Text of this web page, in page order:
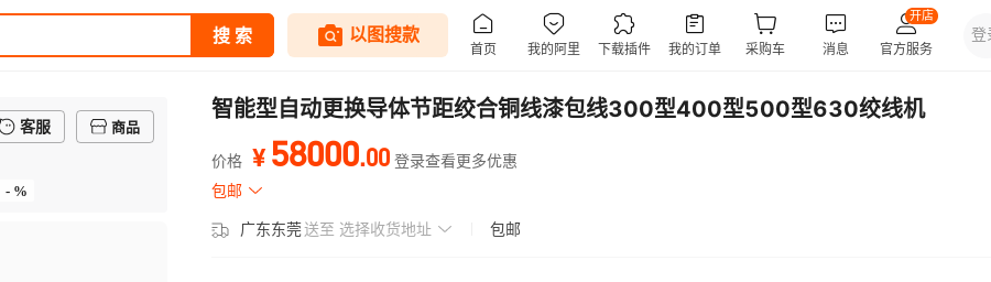
客服
商品
- %
智能型自动更换导体节距绞合铜线漆包线300型400型500型630绞线机
价格 ¥ 58000.00 登录查看更多优惠
包邮
广东东莞送至 选择收货地址 包邮